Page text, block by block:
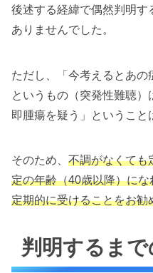
後述する経緯で偶然判明す
ありませんでした。
ただし、「今考えるとあ
というもの（突発性難聴
即腫瘍を疑う」ということ
そのため、 不調がなくても
定の年齢（40歳以降）に
定期的に受けることをお勧
判明するま